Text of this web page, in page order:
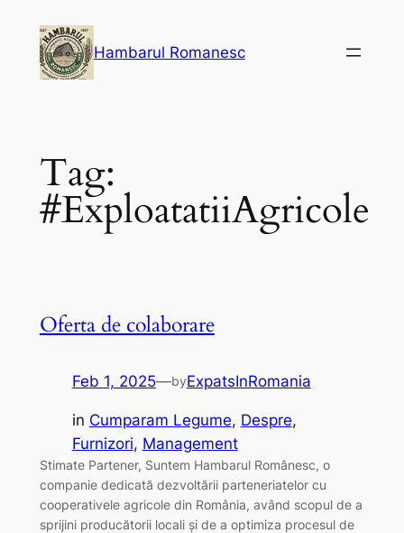
content
Hambarul Romanesc
Tag:
#ExploatatiiAgricole
Oferta de colaborare
Feb 1, 2025—byExpatsInRomania
in Cumparam Legume, Despre
Furnizori, Management
Stimate Partener, Suntem Hambarul Românesc, o
companie dedicată dezvoltării parteneriatelor cu
cooperativele agricole din România, având scopul de a
sprijini producătorii locali și de a optimiza procesul de